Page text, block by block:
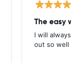
I will always
out so well